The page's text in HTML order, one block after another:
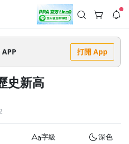
上千元優惠券！
公告
氣房升級｜期間快閃活動
滿 NT$2,500 現折 NT$300、再贈最高
襲．偷偷在冷氣房升級 📈⭐️ 【冷氣房
滿 NT$2,500 現折 NT$300◾活動期間：
）-📣 酷暑季好康 \ 再加碼 /→ 點數回饋
or 訂閱✅ 消費即享回饋 1% 點數✅ 滿
此為 PPA 官方帳號 Line@ 專屬活動，加
查看全部
打開 App
史新高
字級 深色
--:--
度
播放清單